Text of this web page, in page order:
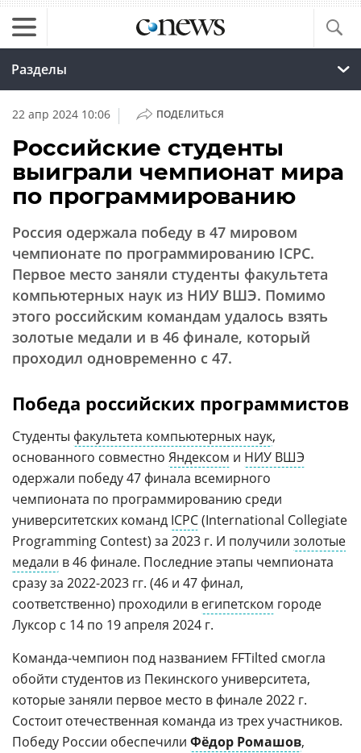
Разделы
22 апр 2024 10:06 | ПОДЕЛИТЬСЯ
Российские студенты
выиграли чемпионат мира
по программированию
Россия одержала победу в 47 мировом
чемпионате по программированию ICPC.
Первое место заняли студенты факультета
компьютерных наук из НИУ ВШЭ. Помимо
этого российским командам удалось взять
золотые медали и в 46 финале, который
проходил одновременно с 47.
Победа российских программистов
Студенты факультета компьютерных наук,
основанного совместно Яндексом и НИУ ВШЭ
одержали победу 47 финала всемирного
чемпионата по программированию среди
университетских команд ICPC(International Collegiate
Programming Contest) за 2023 г. И получили золотые
медали в 46 финале. Последние этапы чемпионата
сразу за 2022-2023 гг. (46 и 47 финал,
соответственно) проходили в египетском городе
Луксор с 14 по 19 апреля 2024 г.
Команда-чемпион под названием FFTilted смогла
обойти студентов из Пекинского университета,
которые заняли первое место в финале 2022 г.
Состоит отечественная команда из трех участников.
Победу России обеспечили Фёдор Ромашов,